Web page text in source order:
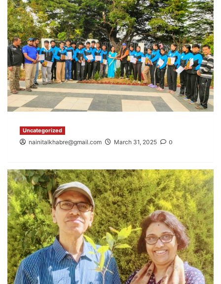
Uncategorized
nainitalkhabre@gmail.com March 31, 2025 0